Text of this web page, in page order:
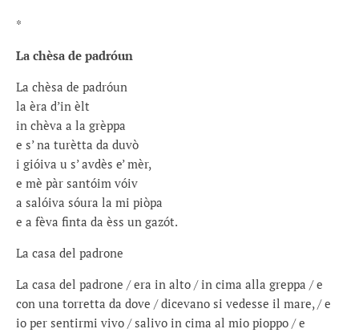
*
La chèsa de padróun
La chèsa de padróun
la èra d’in èlt
in chèva a la grèppa
e s’ na turètta da duvò
i gióiva u s’ avdès e’ mèr,
e mè pàr santóim vóiv
a salóiva sóura la mi piòpa
e a fèva finta da èss un gazót.
La casa del padrone
La casa del padrone / era in alto / in cima alla greppa / e
con una torretta da dove / dicevano si vedesse il mare, / e
io per sentirmi vivo / salivo in cima al mio pioppo / e